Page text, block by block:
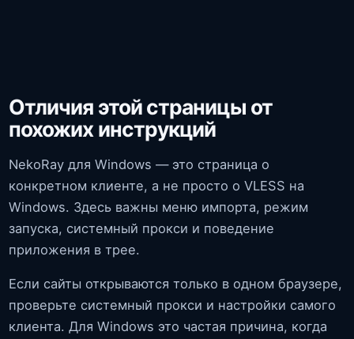
Отличия этой страницы от
похожих инструкций
NekoRay для Windows — это страница о
конкретном клиенте, а не просто о VLESS на
Windows. Здесь важны меню импорта, режим
запуска, системный прокси и поведение
приложения в трее.
Если сайты открываются только в одном браузере,
проверьте системный прокси и настройки самого
клиента. Для Windows это частая причина, когда